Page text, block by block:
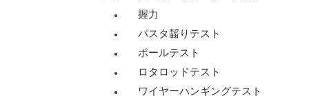
握力
パスタ齧りテスト
ポールテスト
ロタロッドテスト
ワイヤーハンギングテスト